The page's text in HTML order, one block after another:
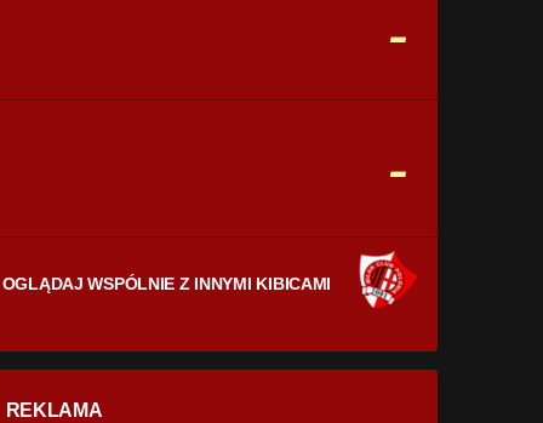
-
-
OGLĄDAJ WSPÓLNIE Z INNYMI KIBICAMI
REKLAMA